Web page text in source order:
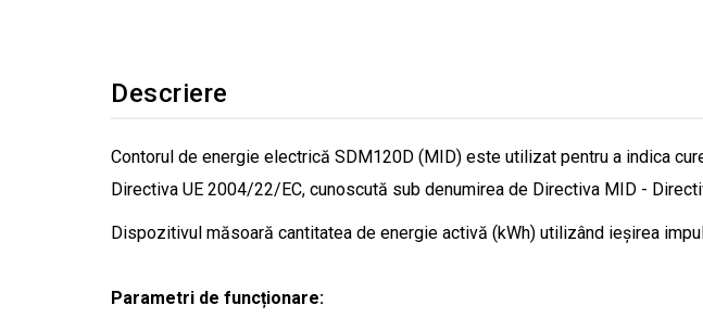
Descriere
Contorul de energie electrică SDM120D (MID) este utilizat pentru a indica
Directiva UE 2004/22/EC, cunoscută sub denumirea de Directiva MID -
Dispozitivul măsoară cantitatea de energie activă (kWh) utilizând ieșirea
Parametri de funcționare: